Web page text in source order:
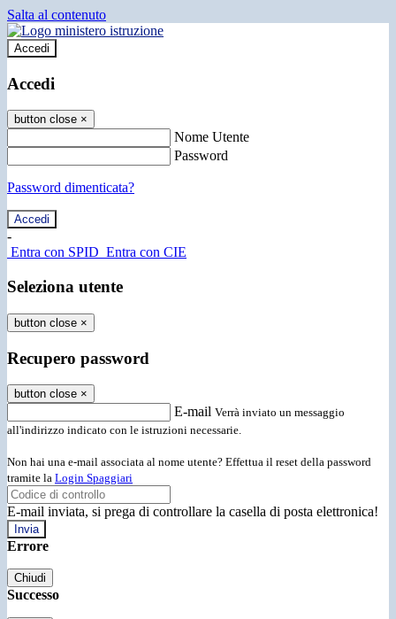
Salta al contenuto
Accedi
Accedi
button close ×
Nome Utente
Password
Password dimenticata?
-
Entra con SPID Entra con CIE
Seleziona utente
button close ×
Recupero password
button close ×
E-mail Verrà inviato un messaggio
all'indirizzo indicato con le istruzioni necessarie.
Non hai una e-mail associata al nome utente? Effettua il reset della password
tramite la Login Spaggiari
E-mail inviata, si prega di controllare la casella di posta elettronica!
Errore
Chiudi
Successo